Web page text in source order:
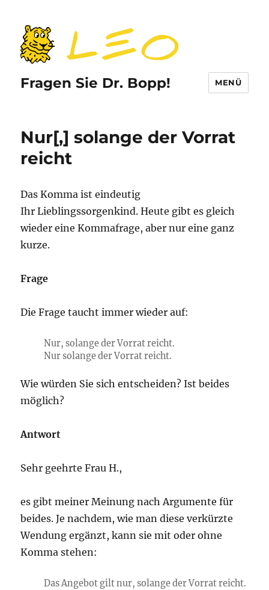
Fragen Sie Dr. Bopp! MENÜ
Nur[,] solange der Vorrat
reicht
Das Komma ist eindeutig
Ihr Lieblingssorgenkind. Heute gibt es gleich
wieder eine Kommafrage, aber nur eine ganz
kurze.
Frage
Die Frage taucht immer wieder auf:
Nur, solange der Vorrat reicht.
Nur solange der Vorrat reicht.
Wie würden Sie sich entscheiden? Ist beides
möglich?
Antwort
Sehr geehrte Frau H.,
es gibt meiner Meinung nach Argumente für
beides. Je nachdem, wie man diese verkürzte
Wendung ergänzt, kann sie mit oder ohne
Komma stehen:
Das Angebot gilt nur, solange der Vorrat reicht.